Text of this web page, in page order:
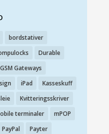
bordstativer
Durable
GSM Gateways
iPad
Kasseskuff
Kvitteringsskriver
terminaler
mPOP
PayPal
Payter